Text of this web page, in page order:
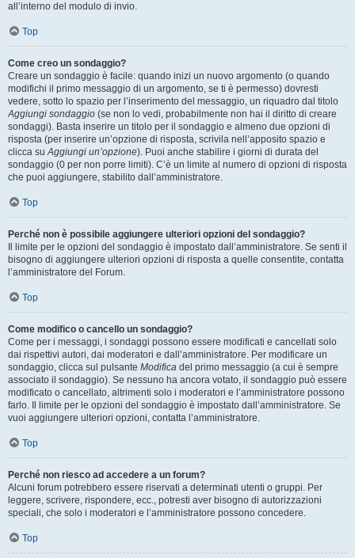
all’interno del modulo di invio.
Top
Come creo un sondaggio?
Creare un sondaggio è facile: quando inizi un nuovo argomento (o quando
modifichi il primo messaggio di un argomento, se ti è permesso) dovresti
vedere, sotto lo spazio per l’inserimento del messaggio, un riquadro dal titolo
Aggiungi sondaggio (se non lo vedi, probabilmente non hai il diritto di creare
sondaggi). Basta inserire un titolo per il sondaggio e almeno due opzioni di
risposta (per inserire un’opzione di risposta, scrivila nell’apposito spazio e
clicca suAggiungi un’opzione). Puoi anche stabilire i giorni di durata del
sondaggio (0 per non porre limiti). C’è un limite al numero di opzioni di risposta
che puoi aggiungere, stabilito dall’amministratore.
Top
Perché non è possibile aggiungere ulteriori opzioni del sondaggio?
Il limite per le opzioni del sondaggio è impostato dall’amministratore. Se senti il
bisogno di aggiungere ulteriori opzioni di risposta a quelle consentite, contatta
l’amministratore del Forum.
Top
Come modifico o cancello un sondaggio?
Come per i messaggi, i sondaggi possono essere modificati e cancellati solo
dai rispettivi autori, dai moderatori e dall’amministratore. Per modificare un
sondaggio, clicca sul pulsante Modifica del primo messaggio (a cui è sempre
associato il sondaggio). Se nessuno ha ancora votato, il sondaggio può essere
modificato o cancellato, altrimenti solo i moderatori e l’amministratore possono
farlo. Il limite per le opzioni del sondaggio è impostato dall’amministratore. Se
vuoi aggiungere ulteriori opzioni, contatta l’amministratore.
Top
Perché non riesco ad accedere a un forum?
Alcuni forum potrebbero essere riservati a determinati utenti o gruppi. Per
leggere, scrivere, rispondere, ecc., potresti aver bisogno di autorizzazioni
speciali, che solo i moderatori e l’amministratore possono concedere.
Top